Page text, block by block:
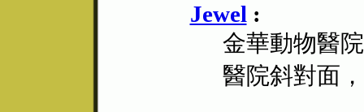
Jewel :
金華動物醫
醫院斜對面